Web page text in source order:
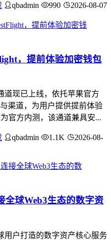
qbadmin 990 2026-08-07
，提前体验加密钱包
道现已上线，依托苹果官方
渠道，为用户提供提前体验
官方内测，该通道兼具安...
qbadmin 1.1K
2026-08-
全球Web3生态的数字资
用户打造的数字资产核心服务